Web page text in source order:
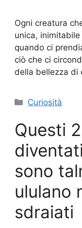
Ogni creatura
unica,
quando ci
ciò che ci
della bellezza
Categorie
Curiosità
Questi
sono
ululano
sdraiati